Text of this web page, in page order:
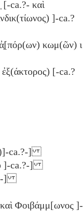
[-ca.?- καὶ
]-ca.?
ἀ̣[πόρ(ων) κωμ(ῶν) ι
[-ca.?
ca.?-]
]-ca.?-]
]
Φοιβάμμ[ωνος ]-